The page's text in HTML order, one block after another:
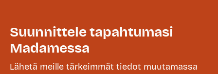
Suunnittele tapahtumasi
Madamessa
Lähetä meille tärkeimmät tiedot muutamassa